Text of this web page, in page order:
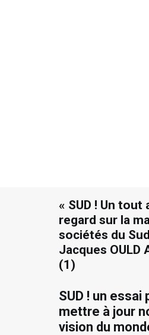
« SUD ! Un tout
regard sur la
sociétés du
Jacques OULD
(1)
SUD ! un essai
mettre à jour
vision du